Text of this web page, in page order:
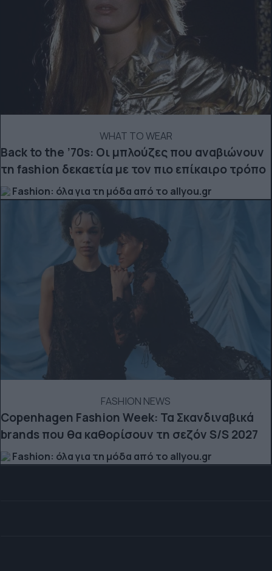
WHAT TO WEAR
Back to the ’70s: Οι μπλούζες που αναβιώνουν
τη fashion δεκαετία με τον πιο επίκαιρο τρόπο
Fashion: όλα για τη μόδα από το allyou.gr
FASHION NEWS
Copenhagen Fashion Week: Τα Σκανδιναβικά
brands που θα καθορίσουν τη σεζόν S/S 2027
Fashion: όλα για τη μόδα από το allyou.gr